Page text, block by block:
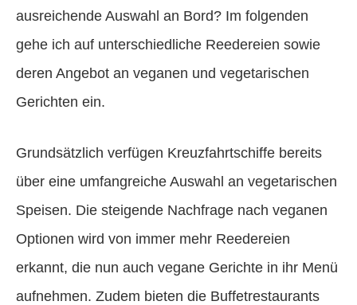
ausreichende Auswahl an Bord? Im folgenden
gehe ich auf unterschiedliche Reedereien sowie
deren Angebot an veganen und vegetarischen
Gerichten ein.
Grundsätzlich verfügen Kreuzfahrtschiffe bereits
über eine umfangreiche Auswahl an vegetarischen
Speisen. Die steigende Nachfrage nach veganen
Optionen wird von immer mehr Reedereien
erkannt, die nun auch vegane Gerichte in ihr Menü
aufnehmen. Zudem bieten die Buffetrestaurants